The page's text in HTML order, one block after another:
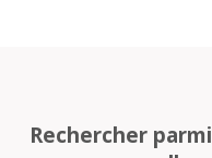
Rechercher